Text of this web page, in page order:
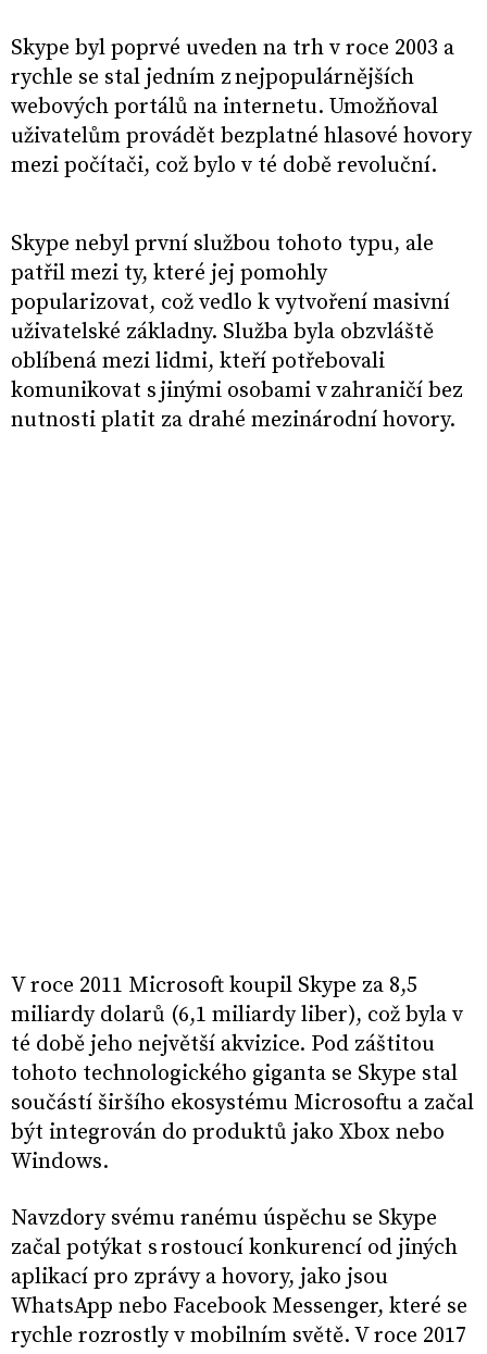
Skype byl poprvé uveden na trh v roce 2003 a
rychle se stal jedním z nejpopulárnějších
webových portálů na internetu. Umožňoval
uživatelům provádět bezplatné hlasové hovory
mezi počítači, což bylo v té době revoluční.
Skype nebyl první službou tohoto typu, ale
patřil mezi ty, které jej pomohly
popularizovat, což vedlo k vytvoření masivní
uživatelské základny. Služba byla obzvláště
oblíbená mezi lidmi, kteří potřebovali
komunikovat s jinými osobami v zahraničí bez
nutnosti platit za drahé mezinárodní hovory.
V roce 2011 Microsoft koupil Skype za 8,5
miliardy dolarů (6,1 miliardy liber), což byla v
té době jeho největší akvizice. Pod záštitou
tohoto technologického giganta se Skype stal
součástí širšího ekosystému Microsoftu a začal
být integrován do produktů jako Xbox nebo
Windows.
Navzdory svému ranému úspěchu se Skype
začal potýkat s rostoucí konkurencí od jiných
aplikací pro zprávy a hovory, jako jsou
WhatsApp nebo Facebook Messenger, které se
rychle rozrostly v mobilním světě. V roce 2017